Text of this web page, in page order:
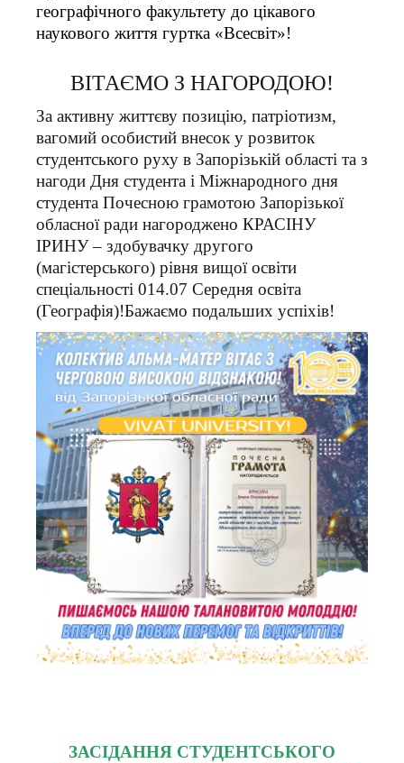
географічного факультету до цікавого
наукового життя гуртка «Всесвіт»!
ВІТАЄМО З НАГОРОДОЮ!
За активну життєву позицію, патріотизм,
вагомий особистий внесок у розвиток
студентського руху в Запорізькій області та з
нагоди Дня студента і Міжнародного дня
студента Почесною грамотою Запорізької
обласної ради нагороджено КРАСІНУ
ІРИНУ – здобувачку другого
(магістерського) рівня вищої освіти
спеціальності 014.07 Середня освіта
(Географія)!Бажаємо подальших успіхів!
ЗАСІДАННЯ СТУДЕНТСЬКОГО